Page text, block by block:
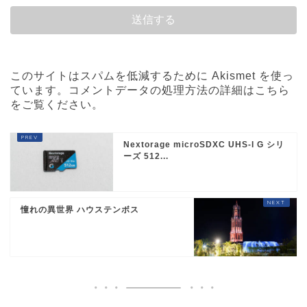
このサイトはスパムを低減するために Akismet を使っ
ています。
コメントデータの処理方法の詳細はこちら
をご覧ください 。
Nextorage microSDXC UHS-I G シリ
ーズ 512...
憧れの異世界 ハウステンボス